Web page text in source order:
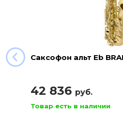
Саксофон альт Eb
42 836 руб.
Товар есть в наличии